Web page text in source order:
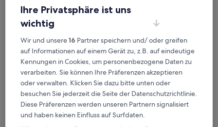
Bewertungen)
Apartamentos El Camino Resorts
Ihre Privatsphäre ist uns
wichtig
Wir und unsere16 Partner speichern und/ oder greifen
auf Informationen auf einem Gerät zu, z.B. auf eindeutige
Kennungen in Cookies, um personenbezogene Daten zu
verarbeiten. Sie können Ihre Präferenzen akzeptieren
oder verwalten. Klicken Sie dazu bitte unten oder
besuchen Sie jederzeit die Seite der Datenschutzrichtlinie.
Diese Präferenzen werden unseren Partnern signalisiert
und haben keinen Einfluss auf Surfdaten.